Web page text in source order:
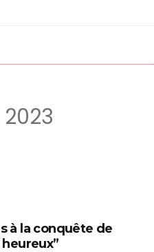
2023
à la conquête de